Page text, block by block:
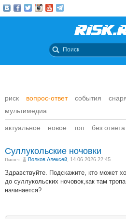
риск вопрос-ответ события
мультимедиа
актуальное новое топ без ответа
Суллукольские ночовки
Пишет Волков Алексей , 14.06.2026 22:45
Здравствуйте. Подскажите, кто может
до суллукольских ночовок,как там
начинается?